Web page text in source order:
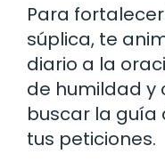
Para
súplica, te
diario a la
de humildad y
buscar la guía
tus peticiones.